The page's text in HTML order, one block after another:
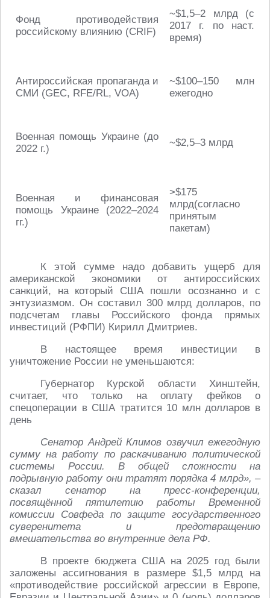
Фонд противодействия
российскому влиянию (CRIF)
~$1,5–2 млрд (с
2017 г. по наст.
время)
Антироссийская пропаганда и
СМИ (GEC, RFE/RL, VOA)
~$100–150 млн
ежегодно
Военная помощь Украине (до
2022 г.)
~$2,5–3 млрд
Военная и финансовая
помощь Украине (2022–2024
гг.)
>$175
млрд(согласно
принятым
пакетам)
К этой сумме надо добавить ущерб для
американской экономики от антироссийских
санкций, на который США пошли осознанно и с
энтузиазмом. Он составил 300 млрд долларов, по
подсчетам главы Российского фонда прямых
инвестиций (РФПИ) Кирилл Дмитриев.
В настоящее время инвестиции в
уничтожение России не уменьшаются:
Губернатор Курской области Хинштейн,
считает, что только на оплату фейков о
спецоперации в США тратится 10 млн долларов в
день
Сенатор Андрей Климов озвучил ежегодную
суммуна работу по раскачиванию политической
системы России. В общей сложности на
подрывную работу они тратят порядка 4 млрд», –
сказал сенатор
на пресс-конференции,
посвящённой пятилетию работы Временной
комиссии Совфеда по защите государственного
суверенитета и предотвращению
вмешательства во внутренние дела РФ.
В проекте бюджета США на 2025 год были
заложены ассигнования в размере $1,5 млрд на
«противодействие российской агрессии в Европе,